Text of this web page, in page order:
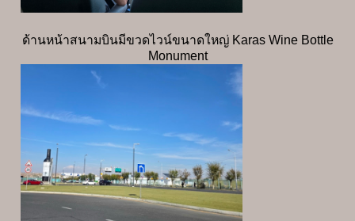
ด้านหน้าสนามบินมีขวดไวน์ขนาดใหญ่ Karas Wine Bottle
Monument